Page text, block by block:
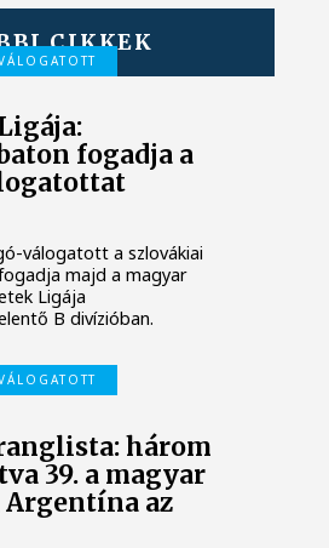
CIKKEK
fogadja a
válogatott a szlovákiai
majd a magyar
Ligája
B divízióban.
három
39. a magyar
az